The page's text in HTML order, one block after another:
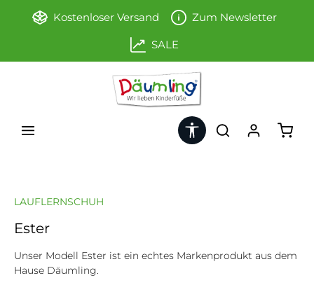
Zum Hauptinhalt springen
Kostenloser Versand Zum Newsletter
SALE
Werkzeugleiste anzeigen
LAUFLERNSCHUH
Ester
Unser Modell Ester ist ein echtes Markenprodukt aus dem
Hause Däumling.